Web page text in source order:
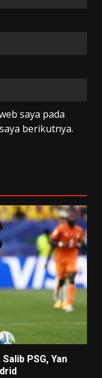
saya pada
berikutnya.
PSG, Yan